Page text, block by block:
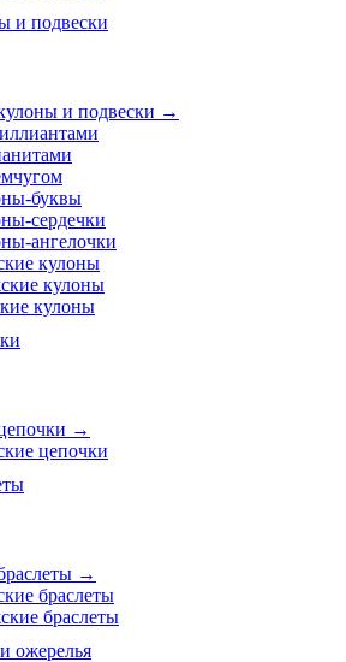
и подвески
и подвески →
буквы
сердечки
ангелочки
кулоны
кулоны
кулоны
→
цепочки
→
браслеты
браслеты
ожерелья